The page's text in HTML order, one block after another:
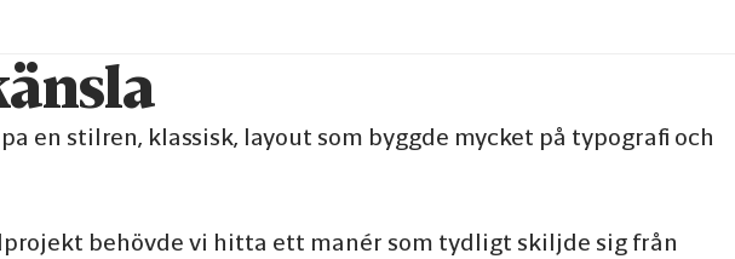
en stilren, klassisk, layout som byggde mycket på typografi och
behövde vi hitta ett manér som tydligt skiljde sig från